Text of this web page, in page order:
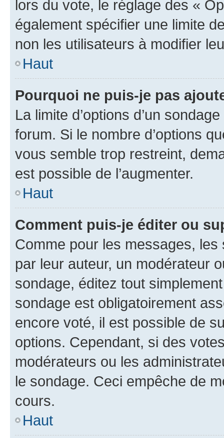
lors du vote, le réglage des «
également spécifier une limite
non les utilisateurs à modifier
Haut
Pourquoi ne puis-je pas
La limite d’options d’un
forum. Si le nombre d’options
vous semble trop restreint,
est possible de l’augmenter.
Haut
Comment puis-je éditer ou
Comme pour les messages,
par leur auteur, un modérateur
sondage, éditez tout
sondage est obligatoirement
encore voté, il est possible de
options. Cependant, si des
modérateurs ou les
le sondage. Ceci empêche de
cours.
Haut